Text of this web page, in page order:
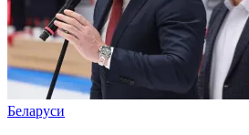
Беларуси